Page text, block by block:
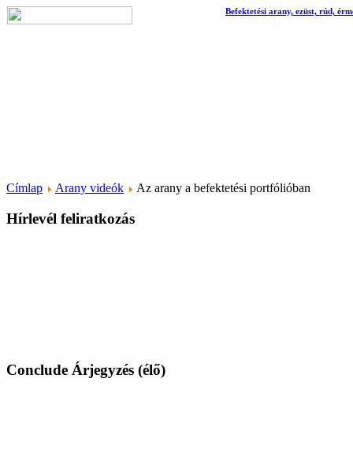
Befektetési arany, ezüst, rúd,
Címlap Arany videók Az arany a befektetési portfólióban
Hírlevél feliratkozás
Conclude Árjegyzés (élő)